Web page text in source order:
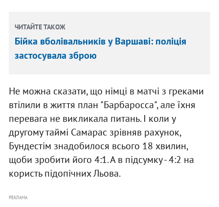
ЧИТАЙТЕ ТАКОЖ
Бійка вболівальників у Варшаві: поліція
застосувала зброю
Не можна сказати, що німці в матчі з греками
втілили в життя план "Барбаросса", але їхня
перевага не викликала питань. І коли у
другому таймі Самарас зрівняв рахунок,
Бундестім знадобилося всього 18 хвилин,
щоби зробити його 4:1. А в підсумку - 4:2 на
користь підопічних Льова.
РЕКЛАМА